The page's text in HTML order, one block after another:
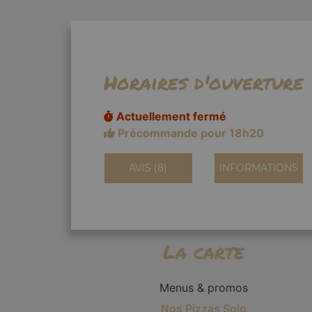
Horaires d'ouverture
Actuellement fermé
Précommande pour 18h20
AVIS (8) INFORMATIONS
La carte
Menus & promos
Nos Pizzas Solo